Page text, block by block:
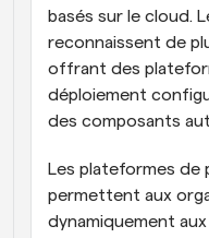
basés sur le cloud.
reconnaissent de
offrant des
déploiement
des composants
Les plateformes de
permettent aux
dynamiquement